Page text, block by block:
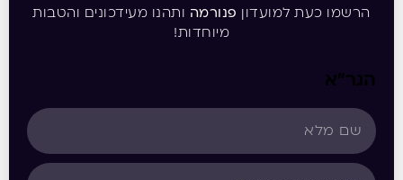
הרשמו כעת למועדון פנורמה ותהנו מעידכונים והטבות
מיוחדות!
הגר”א